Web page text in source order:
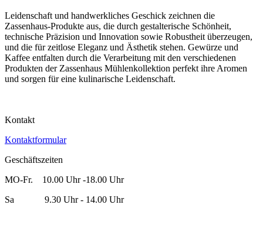
Leidenschaft und handwerkliches Geschick zeichnen die
Zassenhaus-Produkte aus, die durch gestalterische Schönheit,
technische Präzision und Innovation sowie Robustheit überzeugen,
und die für zeitlose Eleganz und Ästhetik stehen. Gewürze und
Kaffee entfalten durch die Verarbeitung mit den verschiedenen
Produkten der Zassenhaus Mühlenkollektion perfekt ihre Aromen
und sorgen für eine kulinarische Leidenschaft.
Kontakt
Kontaktformular
Geschäftszeiten
MO-Fr. 10.00 Uhr -18.00 Uhr
Sa 9.30 Uhr - 14.00 Uhr